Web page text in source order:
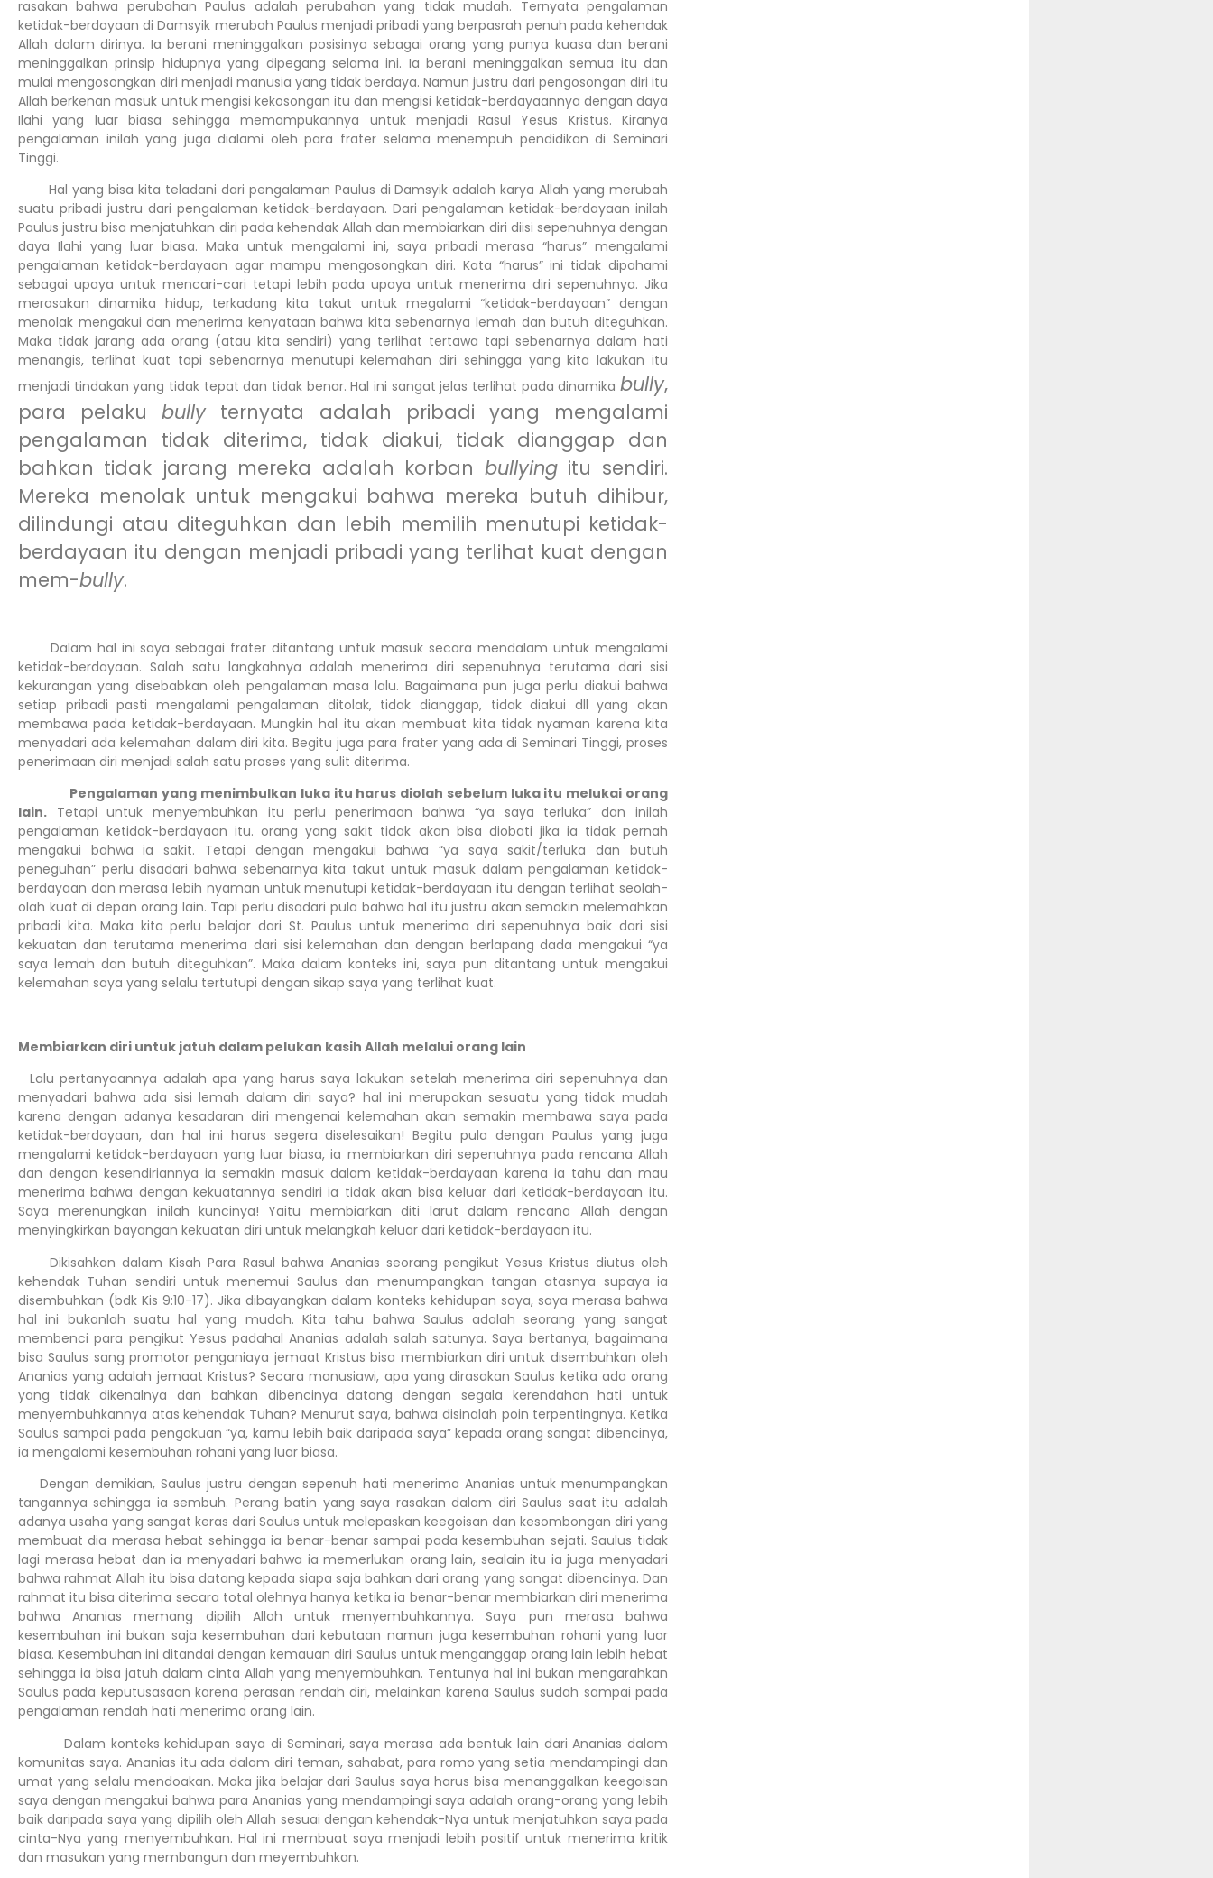
rasakan bahwa perubahan Paulus adalah perubahan yang tidak mudah. Ternyata pengalaman
ketidak-berdayaan di Damsyik merubah Paulus menjadi pribadi yang berpasrah penuh pada kehendak
Allah dalam dirinya. Ia berani meninggalkan posisinya sebagai orang yang punya kuasa dan berani
meninggalkan prinsip hidupnya yang dipegang selama ini. Ia berani meninggalkan semua itu dan
mulai mengosongkan diri menjadi manusia yang tidak berdaya. Namun justru dari pengosongan diri itu
Allah berkenan masuk untuk mengisi kekosongan itu dan mengisi ketidak-berdayaannya dengan daya
Ilahi yang luar biasa sehingga memampukannya untuk menjadi Rasul Yesus Kristus. Kiranya
pengalaman inilah yang juga dialami oleh para frater selama menempuh pendidikan di Seminari
Tinggi.
Hal yang bisa kita teladani dari pengalaman Paulus di Damsyik adalah karya Allah yang merubah
suatu pribadi justru dari pengalaman ketidak-berdayaan. Dari pengalaman ketidak-berdayaan inilah
Paulus justru bisa menjatuhkan diri pada kehendak Allah dan membiarkan diri diisi sepenuhnya dengan
daya Ilahi yang luar biasa. Maka untuk mengalami ini, saya pribadi merasa “harus” mengalami
pengalaman ketidak-berdayaan agar mampu mengosongkan diri. Kata “harus” ini tidak dipahami
sebagai upaya untuk mencari-cari tetapi lebih pada upaya untuk menerima diri sepenuhnya. Jika
merasakan dinamika hidup, terkadang kita takut untuk megalami “ketidak-berdayaan” dengan
menolak mengakui dan menerima kenyataan bahwa kita sebenarnya lemah dan butuh diteguhkan.
Maka tidak jarang ada orang (atau kita sendiri) yang terlihat tertawa tapi sebenarnya dalam hati
menangis, terlihat kuat tapi sebenarnya menutupi kelemahan diri sehingga yang kita lakukan itu
menjadi tindakan yang tidak tepat dan tidak benar. Hal ini sangat jelas terlihat pada dinamika bully,
para pelakubullyternyata adalah pribadi yang mengalami
pengalaman tidak diterima, tidak diakui, tidak dianggap dan
bahkan tidak jarang mereka adalah korban bullying itu sendiri.
Mereka menolak untuk mengakui bahwa mereka butuh dihibur,
dilindungi atau diteguhkan dan lebih memilih menutupi ketidak-
berdayaan itu dengan menjadi pribadi yang terlihat kuat dengan
mem-bully.
Dalam hal ini saya sebagai frater ditantang untuk masuk secara mendalam untuk mengalami
ketidak-berdayaan. Salah satu langkahnya adalah menerima diri sepenuhnya terutama dari sisi
kekurangan yang disebabkan oleh pengalaman masa lalu. Bagaimana pun juga perlu diakui bahwa
setiap pribadi pasti mengalami pengalaman ditolak, tidak dianggap, tidak diakui dll yang akan
membawa pada ketidak-berdayaan. Mungkin hal itu akan membuat kita tidak nyaman karena kita
menyadari ada kelemahan dalam diri kita. Begitu juga para frater yang ada di Seminari Tinggi, proses
penerimaan diri menjadi salah satu proses yang sulit diterima.
Pengalaman yang menimbulkan luka itu harus diolah sebelum luka itu melukai orang
lain. Tetapi untuk menyembuhkan itu perlu penerimaan bahwa “ya saya terluka” dan inilah
pengalaman ketidak-berdayaan itu. orang yang sakit tidak akan bisa diobati jika ia tidak pernah
mengakui bahwa ia sakit. Tetapi dengan mengakui bahwa “ya saya sakit/terluka dan butuh
peneguhan” perlu disadari bahwa sebenarnya kita takut untuk masuk dalam pengalaman ketidak-
berdayaan dan merasa lebih nyaman untuk menutupi ketidak-berdayaan itu dengan terlihat seolah-
olah kuat di depan orang lain. Tapi perlu disadari pula bahwa hal itu justru akan semakin melemahkan
pribadi kita. Maka kita perlu belajar dari St. Paulus untuk menerima diri sepenuhnya baik dari sisi
kekuatan dan terutama menerima dari sisi kelemahan dan dengan berlapang dada mengakui “ya
saya lemah dan butuh diteguhkan”. Maka dalam konteks ini, saya pun ditantang untuk mengakui
kelemahan saya yang selalu tertutupi dengan sikap saya yang terlihat kuat.
Membiarkan diri untuk jatuh dalam pelukan kasih Allah melalui orang lain
Lalu pertanyaannya adalah apa yang harus saya lakukan setelah menerima diri sepenuhnya dan
menyadari bahwa ada sisi lemah dalam diri saya? hal ini merupakan sesuatu yang tidak mudah
karena dengan adanya kesadaran diri mengenai kelemahan akan semakin membawa saya pada
ketidak-berdayaan, dan hal ini harus segera diselesaikan! Begitu pula dengan Paulus yang juga
mengalami ketidak-berdayaan yang luar biasa, ia membiarkan diri sepenuhnya pada rencana Allah
dan dengan kesendiriannya ia semakin masuk dalam ketidak-berdayaan karena ia tahu dan mau
menerima bahwa dengan kekuatannya sendiri ia tidak akan bisa keluar dari ketidak-berdayaan itu.
Saya merenungkan inilah kuncinya! Yaitu membiarkan diti larut dalam rencana Allah dengan
menyingkirkan bayangan kekuatan diri untuk melangkah keluar dari ketidak-berdayaan itu.
Dikisahkan dalam Kisah Para Rasul bahwa Ananias seorang pengikut Yesus Kristus diutus oleh
kehendak Tuhan sendiri untuk menemui Saulus dan menumpangkan tangan atasnya supaya ia
disembuhkan (bdk Kis 9:10-17). Jika dibayangkan dalam konteks kehidupan saya, saya merasa bahwa
hal ini bukanlah suatu hal yang mudah. Kita tahu bahwa Saulus adalah seorang yang sangat
membenci para pengikut Yesus padahal Ananias adalah salah satunya. Saya bertanya, bagaimana
bisa Saulus sang promotor penganiaya jemaat Kristus bisa membiarkan diri untuk disembuhkan oleh
Ananias yang adalah jemaat Kristus? Secara manusiawi, apa yang dirasakan Saulus ketika ada orang
yang tidak dikenalnya dan bahkan dibencinya datang dengan segala kerendahan hati untuk
menyembuhkannya atas kehendak Tuhan? Menurut saya, bahwa disinalah poin terpentingnya. Ketika
Saulus sampai pada pengakuan “ya, kamu lebih baik daripada saya” kepada orang sangat dibencinya,
ia mengalami kesembuhan rohani yang luar biasa.
Dengan demikian, Saulus justru dengan sepenuh hati menerima Ananias untuk menumpangkan
tangannya sehingga ia sembuh. Perang batin yang saya rasakan dalam diri Saulus saat itu adalah
adanya usaha yang sangat keras dari Saulus untuk melepaskan keegoisan dan kesombongan diri yang
membuat dia merasa hebat sehingga ia benar-benar sampai pada kesembuhan sejati. Saulus tidak
lagi merasa hebat dan ia menyadari bahwa ia memerlukan orang lain, sealain itu ia juga menyadari
bahwa rahmat Allah itu bisa datang kepada siapa saja bahkan dari orang yang sangat dibencinya. Dan
rahmat itu bisa diterima secara total olehnya hanya ketika ia benar-benar membiarkan diri menerima
bahwa Ananias memang dipilih Allah untuk menyembuhkannya. Saya pun merasa bahwa
kesembuhan ini bukan saja kesembuhan dari kebutaan namun juga kesembuhan rohani yang luar
biasa. Kesembuhan ini ditandai dengan kemauan diri Saulus untuk menganggap orang lain lebih hebat
sehingga ia bisa jatuh dalam cinta Allah yang menyembuhkan. Tentunya hal ini bukan mengarahkan
Saulus pada keputusasaan karena perasan rendah diri, melainkan karena Saulus sudah sampai pada
pengalaman rendah hati menerima orang lain.
Dalam konteks kehidupan saya di Seminari, saya merasa ada bentuk lain dari Ananias dalam
komunitas saya. Ananias itu ada dalam diri teman, sahabat, para romo yang setia mendampingi dan
umat yang selalu mendoakan. Maka jika belajar dari Saulus saya harus bisa menanggalkan keegoisan
saya dengan mengakui bahwa para Ananias yang mendampingi saya adalah orang-orang yang lebih
baik daripada saya yang dipilih oleh Allah sesuai dengan kehendak-Nya untuk menjatuhkan saya pada
cinta-Nya yang menyembuhkan. Hal ini membuat saya menjadi lebih positif untuk menerima kritik
dan masukan yang membangun dan meyembuhkan.